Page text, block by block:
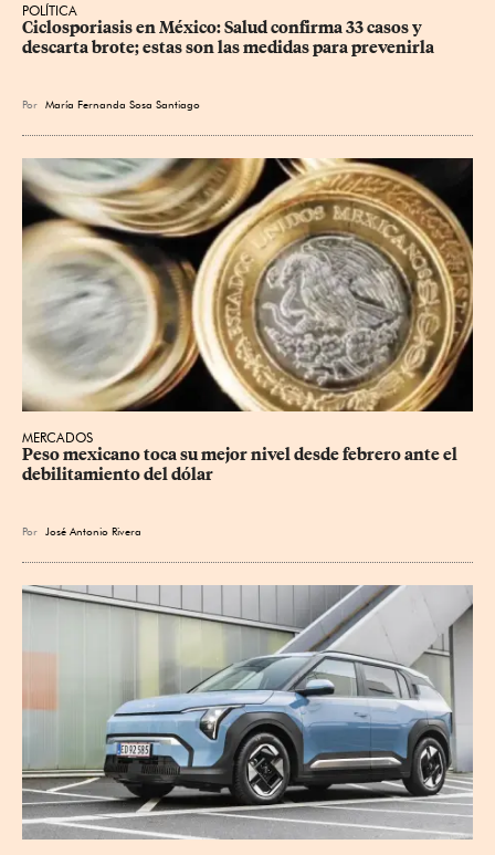
POLÍTICA
Ciclosporiasis en México: Salud confirma 33 casos y
descarta brote; estas son las medidas para prevenirla
Por María Fernanda Sosa Santiago
MERCADOS
Peso mexicano toca su mejor nivel desde febrero ante el
debilitamiento del dólar
Por José Antonio Rivera